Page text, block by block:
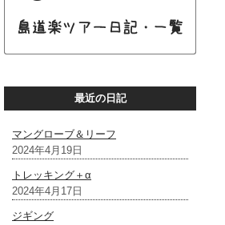
最近の日記
マングローブ＆リーフ
2024年4月19日
トレッキング＋α
2024年4月17日
ジギング